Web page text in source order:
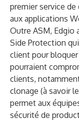
premier service
aux applications
Outre ASM, Edgio
Side Protection
client pour
pourraient
clients,
clonage (à savoir
permet aux
sécurité de